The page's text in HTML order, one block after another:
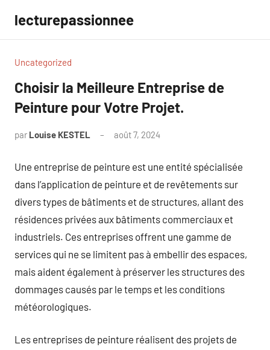
contenu
lecturepassionnee
Uncategorized
Choisir la Meilleure Entreprise de
Peinture pour Votre Projet.
par Louise KESTEL août 7, 2024
Une entreprise de peinture est une entité spécialisée
dans l’application de peinture et de revêtements sur
divers types de bâtiments et de structures, allant des
résidences privées aux bâtiments commerciaux et
industriels. Ces entreprises offrent une gamme de
services qui ne se limitent pas à embellir des espaces,
mais aident également à préserver les structures des
dommages causés par le temps et les conditions
météorologiques.
Les entreprises de peinture réalisent des projets de